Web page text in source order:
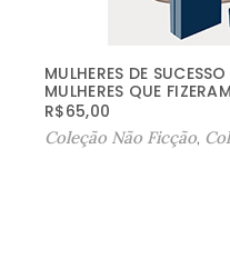
MULHERES DE
MULHERES QUE
R$65,00
Coleção Não Ficção,